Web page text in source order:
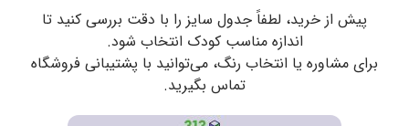
پیش از خرید، لطفاً جدول سایز را با دقت بررسی کنید تا
اندازه مناسب کودک انتخاب شود.
برای مشاوره یا انتخاب رنگ، می‌توانید با پشتیبانی فروشگاه
تماس بگیرید.